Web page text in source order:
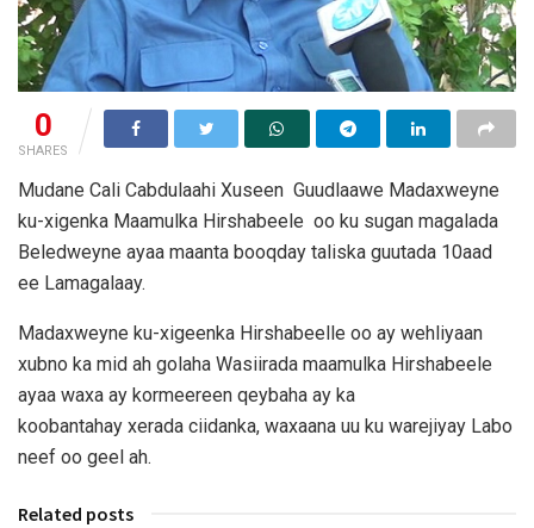
0
SHARES
Mudane Cali Cabdulaahi Xuseen Guudlaawe Madaxweyne
ku-xigenka Maamulka Hirshabeele oo ku sugan magalada
Beledweyne ayaa maanta booqday taliska guutada 10aad
ee Lamagalaay.
Madaxweyne ku-xigeenka Hirshabeelle oo ay wehliyaan
xubno ka mid ah golaha Wasiirada maamulka Hirshabeele
ayaa waxa ay kormeereen qeybaha ay ka
koobantahay xerada ciidanka, waxaana uu ku warejiyay Labo
neef oo geel ah.
Related posts